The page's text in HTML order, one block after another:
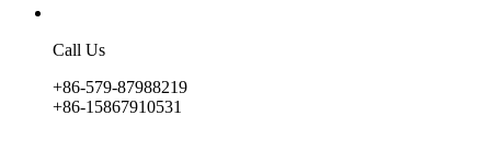
Call Us
+86-579-87988219
+86-15867910531